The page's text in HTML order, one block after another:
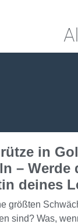
in
– Werde
deines
größten
sind? Was,